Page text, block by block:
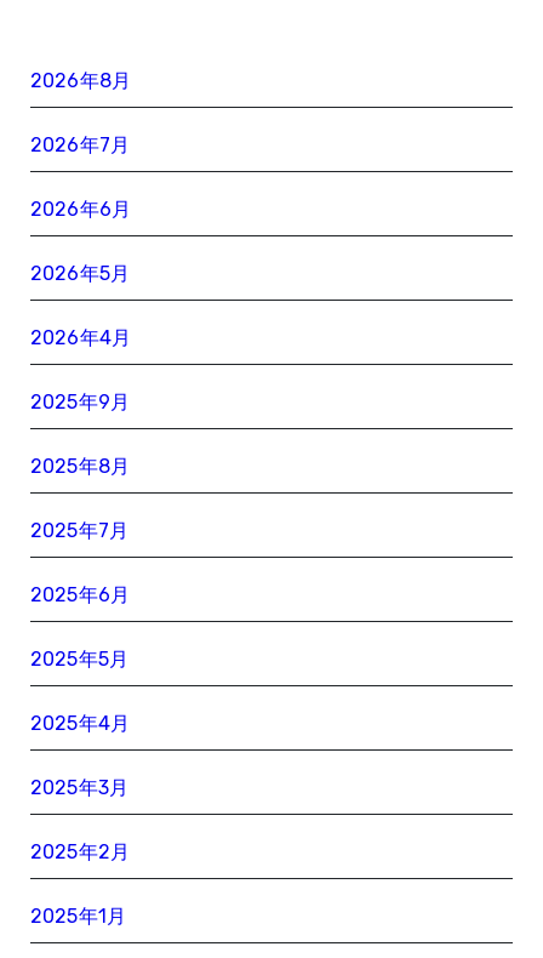
2026年8月
2026年7月
2026年6月
2026年5月
2026年4月
2025年9月
2025年8月
2025年7月
2025年6月
2025年5月
2025年4月
2025年3月
2025年2月
2025年1月